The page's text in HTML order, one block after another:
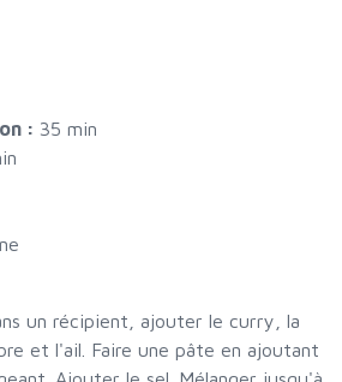
: 35 min
un récipient, ajouter le curry, la
et l'ail. Faire une pâte en ajoutant